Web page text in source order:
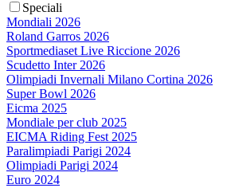
Speciali
Mondiali 2026
Roland Garros 2026
Sportmediaset Live Riccione 2026
Scudetto Inter 2026
Olimpiadi Invernali Milano Cortina 2026
Super Bowl 2026
Eicma 2025
Mondiale per club 2025
EICMA Riding Fest 2025
Paralimpiadi Parigi 2024
Olimpiadi Parigi 2024
Euro 2024